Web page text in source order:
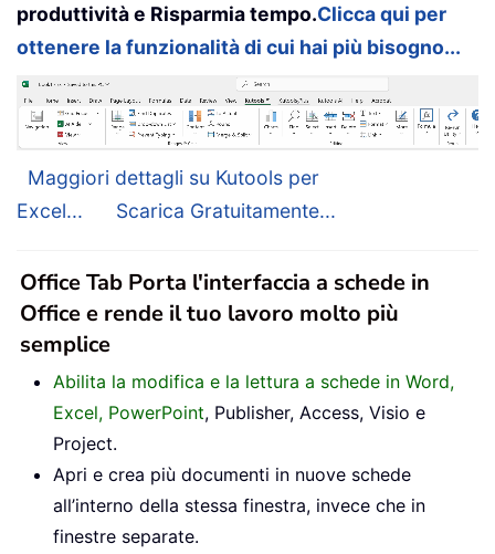
produttività e Risparmia tempo.Clicca qui per
ottenere la funzionalità di cui hai più bisogno...
Maggiori dettagli su Kutools per
Excel...
Scarica Gratuitamente...
Office Tab Porta l'interfaccia a schede in
Office e rende il tuo lavoro molto più
semplice
Abilita la modifica e la lettura a schede in Word,
Excel, PowerPoint, Publisher, Access, Visio e
Project.
Apri e crea più documenti in nuove schede
all’interno della stessa finestra, invece che in
finestre separate.